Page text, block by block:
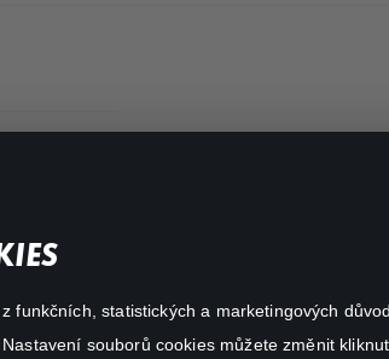
statistických a marketingových
souborů cookies můžete změnit